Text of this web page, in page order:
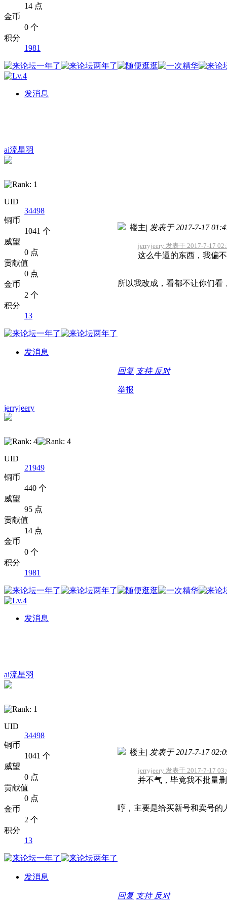
14 点
金币
0 个
积分
1981
发消息
ai流星羽
UID
34498
铜币
1041 个
威望
0 点
贡献值
0 点
金币
2 个
积分
13
发消息
楼主| 发表于 2017-7-17
jerryjeery 发表于 2017-7-17
这么牛逼的东西，我偏
所以我改成，看都不让你们看
回复 支持 反对
举报
jerryjeery
UID
21949
铜币
440 个
威望
95 点
贡献值
14 点
金币
0 个
积分
1981
发消息
ai流星羽
UID
34498
铜币
1041 个
威望
0 点
贡献值
0 点
金币
2 个
积分
13
发消息
楼主| 发表于 2017-7-17
jerryjeery 发表于 2017-7-17
并不气，毕竟我不批量
哼，主要是给买新号和卖号的
回复 支持 反对